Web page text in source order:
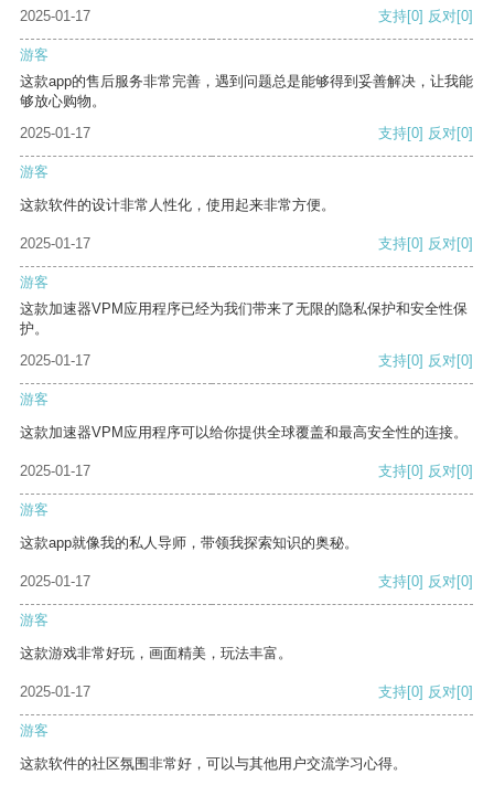
2025-01-17 支持[0] 反对[0]
游客
这款app的售后服务非常完善，遇到问题总是能够得到妥善解决，让我能
够放心购物。
2025-01-17
支持[0] 反对[0]
游客
这款软件的设计非常人性化，使用起来非常方便。
2025-01-17 支持[0] 反对[0]
游客
这款加速器VPM应用程序已经为我们带来了无限的隐私保护和安全性保
护。
2025-01-17
支持[0] 反对[0]
游客
这款加速器VPM应用程序可以给你提供全球覆盖和最高安全性的连接。
2025-01-17 支持[0] 反对[0]
游客
这款app就像我的私人导师，带领我探索知识的奥秘。
2025-01-17 支持[0] 反对[0]
游客
这款游戏非常好玩，画面精美，玩法丰富。
2025-01-17 支持[0] 反对[0]
游客
这款软件的社区氛围非常好，可以与其他用户交流学习心得。